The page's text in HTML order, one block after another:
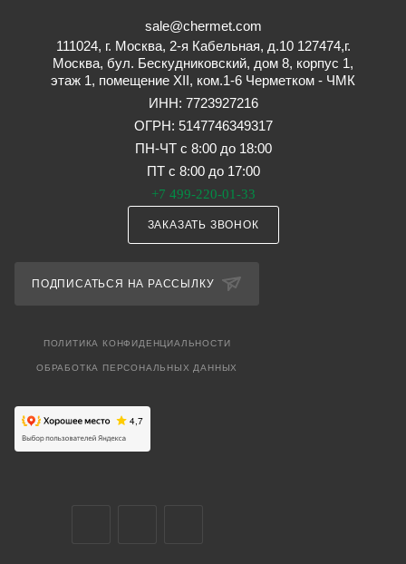
sale@chermet.com
111024, г. Москва, 2-я Кабельная, д.10 127474,г.
Москва, бул. Бескудниковский, дом 8, корпус 1,
этаж 1, помещение XII, ком.1-6 Черметком - ЧМК
ИНН: 7723927216
ОГРН: 5147746349317
ПН-ЧТ с 8:00 до 18:00
ПТ с 8:00 до 17:00
+7 499-220-01-33
ЗАКАЗАТЬ ЗВОНОК
ПОДПИСАТЬСЯ НА РАССЫЛКУ
ПОЛИТИКА КОНФИДЕНЦИАЛЬНОСТИ
ОБРАБОТКА ПЕРСОНАЛЬНЫХ ДАННЫХ